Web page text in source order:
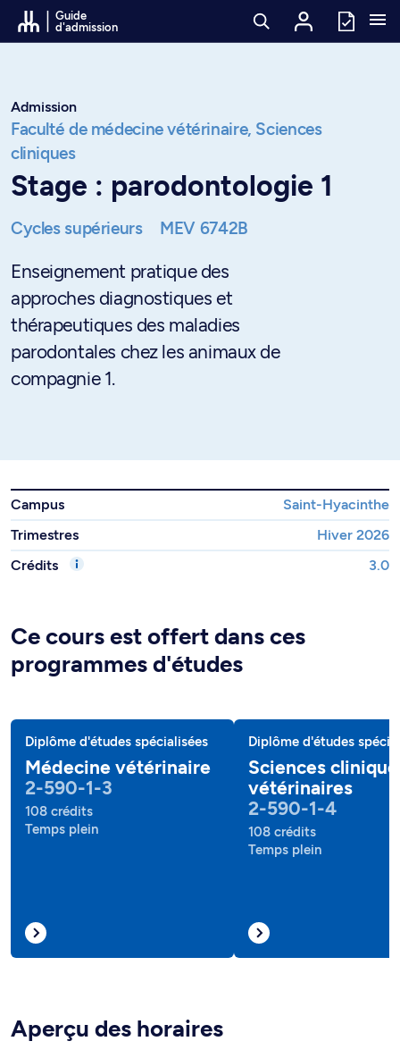
Passer au contenu
Guide
d'admission
Admission
Faculté de médecine vétérinaire, Sciences
cliniques
Stage : parodontologie 1
Cycles supérieurs MEV 6742B
Enseignement pratique des
approches diagnostiques et
thérapeutiques des maladies
parodontales chez les animaux de
compagnie 1.
Campus
Saint-Hyacinthe
Trimestres
Hiver 2026
Crédits
3.0
Ce cours est offert dans ces
programmes d'études
Diplôme d'études spécialisées
Médecine vétérinaire
2-590-1-3
108 crédits
Temps plein
Diplôme d'études
Sciences
vétérinaires
2-590-1-4
108 crédits
Temps plein
Aperçu des horaires